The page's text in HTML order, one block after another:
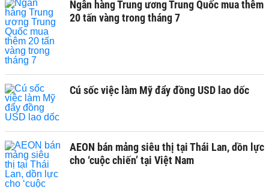
Ngân hàng Trung ương Trung Quốc mua thêm
20 tấn vàng trong tháng 7
Cú sốc việc làm Mỹ đẩy đồng USD lao dốc
AEON bán mảng siêu thị tại Thái Lan, dồn lực
cho ‘cuộc chiến’ tại Việt Nam